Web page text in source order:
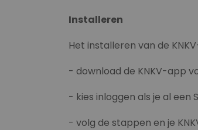
Installeren
Het installeren van de
- download de KNKV-app
- kies inloggen als je al
- volg de stappen en je